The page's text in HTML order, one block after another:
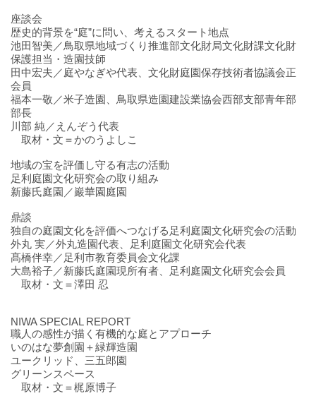
座談会
歴史的背景を“庭”に問い、考えるスタート地点
池田智美／鳥取県地域づくり推進部文化財局文化財課文化財
保護担当・造園技師
田中宏夫／庭やなぎや代表、文化財庭園保存技術者協議会正
会員
福本一敬／米子造園、鳥取県造園建設業協会西部支部青年部
部長
川部 純／えんぞう代表
取材・文＝かのうよしこ
地域の宝を評価し守る有志の活動
足利庭園文化研究会の取り組み
新藤氏庭園／巖華園庭園
鼎談
独自の庭園文化を評価へつなげる足利庭園文化研究会の活動
外丸 実／外丸造園代表、足利庭園文化研究会代表
髙橋伴幸／足利市教育委員会文化課
大島裕子／新藤氏庭園現所有者、足利庭園文化研究会会員
取材・文＝澤田 忍
NIWA SPECIAL REPORT
職人の感性が描く有機的な庭とアプローチ
いのはな夢創園＋緑輝造園
ユークリッド、三五郎園
グリーンスペース
取材・文＝梶原博子